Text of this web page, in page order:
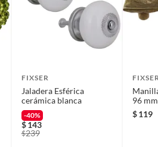
FIXSER
Jaladera Esférica
cerámica blanca
-40%
$ 143
$239
96 mm
$119